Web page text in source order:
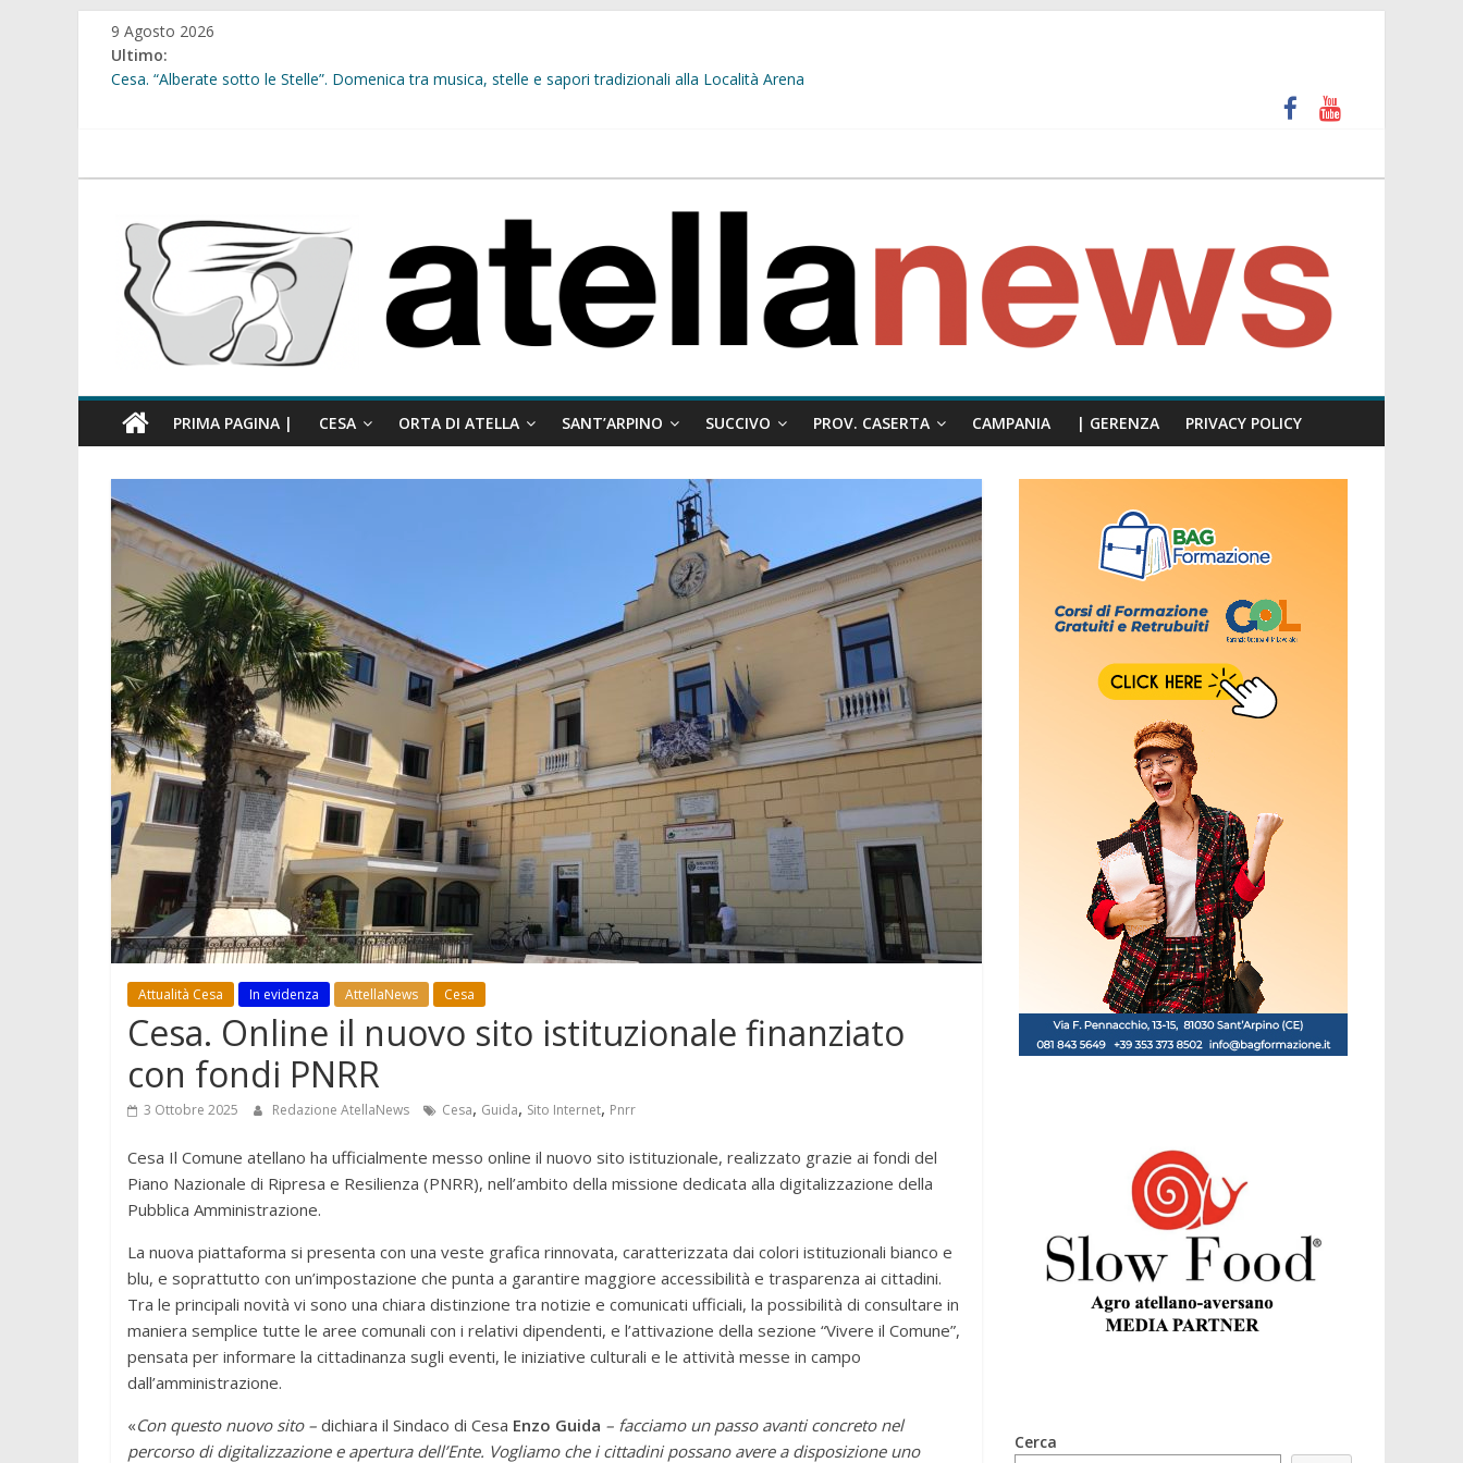
Salta
contenuto
9 Agosto 2026
Ultimo:
Cesa. “Alberate sotto le Stelle”. Domenica tra musica, stelle e sapori tradizionali alla Località Arena
Sant’Arpino. Consiglio comunale del 29 luglio, il gruppo misto:”La verità dei fatti, le bugie hanno le gambe corte. Altro che presunti insulti sessisti, parla il video del consiglio
atellanews.it
PRIMA PAGINA | CESA ORTA DI ATELLA SANT’ARPINO SUCCIVO PROV. CASERTA CAMPANIA | GERENZA PRIVACY POLICY
Attualità Cesa In evidenza AttellaNews Cesa
Cesa. Online il nuovo sito istituzionale finanziato
con fondi PNRR
3 Ottobre 2025 Redazione AtellaNews Cesa, Guida, Sito Internet, Pnrr
Cesa Il Comune atellano ha ufficialmente messo online il nuovo sito istituzionale, realizzato grazie ai fondi del
Piano Nazionale di Ripresa e Resilienza (PNRR), nell’ambito della missione dedicata alla digitalizzazione della
Pubblica Amministrazione.
La nuova piattaforma si presenta con una veste grafica rinnovata, caratterizzata dai colori istituzionali bianco e
blu, e soprattutto con un’impostazione che punta a garantire maggiore accessibilità e trasparenza ai cittadini.
Tra le principali novità vi sono una chiara distinzione tra notizie e comunicati ufficiali, la possibilità di consultare in
maniera semplice tutte le aree comunali con i relativi dipendenti, e l’attivazione della sezione “Vivere il Comune”,
pensata per informare la cittadinanza sugli eventi, le iniziative culturali e le attività messe in campo
dall’amministrazione.
«Con questo nuovo sito – dichiara il Sindaco di Cesa Enzo Guida – facciamo un passo avanti concreto nel
percorso di digitalizzazione e apertura dell’Ente. Vogliamo che i cittadini possano avere a disposizione uno
Cerca